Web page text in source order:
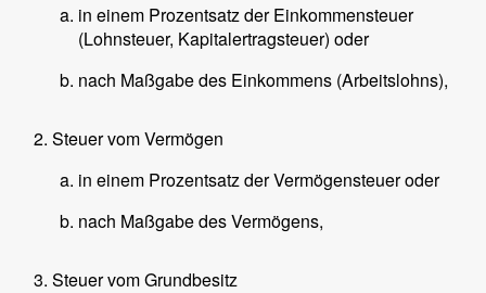
in einem Prozentsatz der Einkommensteuer
(Lohnsteuer, Kapitalertragsteuer) oder
nach Maßgabe des Einkommens (Arbeitslohns),
Steuer vom Vermögen
in einem Prozentsatz der Vermögensteuer oder
nach Maßgabe des Vermögens,
Steuer vom Grundbesitz